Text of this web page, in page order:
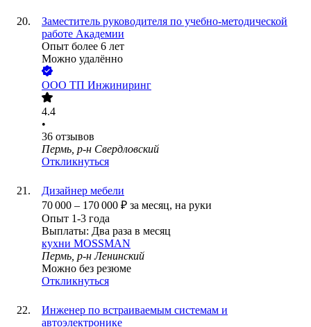
Заместитель руководителя по учебно-методической
работе Академии
Опыт более 6 лет
Можно удалённо
ООО ТП Инжиниринг
4.4
•
36 отзывов
Пермь, р-н Свердловский
Откликнуться
Дизайнер мебели
70 000 – 170 000 ₽ за месяц, на руки
Опыт 1-3 года
Выплаты: Два раза в месяц
кухни MOSSMAN
Пермь, р-н Ленинский
Можно без резюме
Откликнуться
Инженер по встраиваемым системам и
автоэлектронике